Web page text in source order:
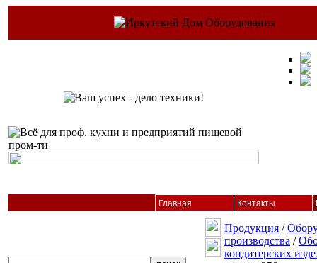
Главная Контакты
Продукция /
производства /
кондитерских